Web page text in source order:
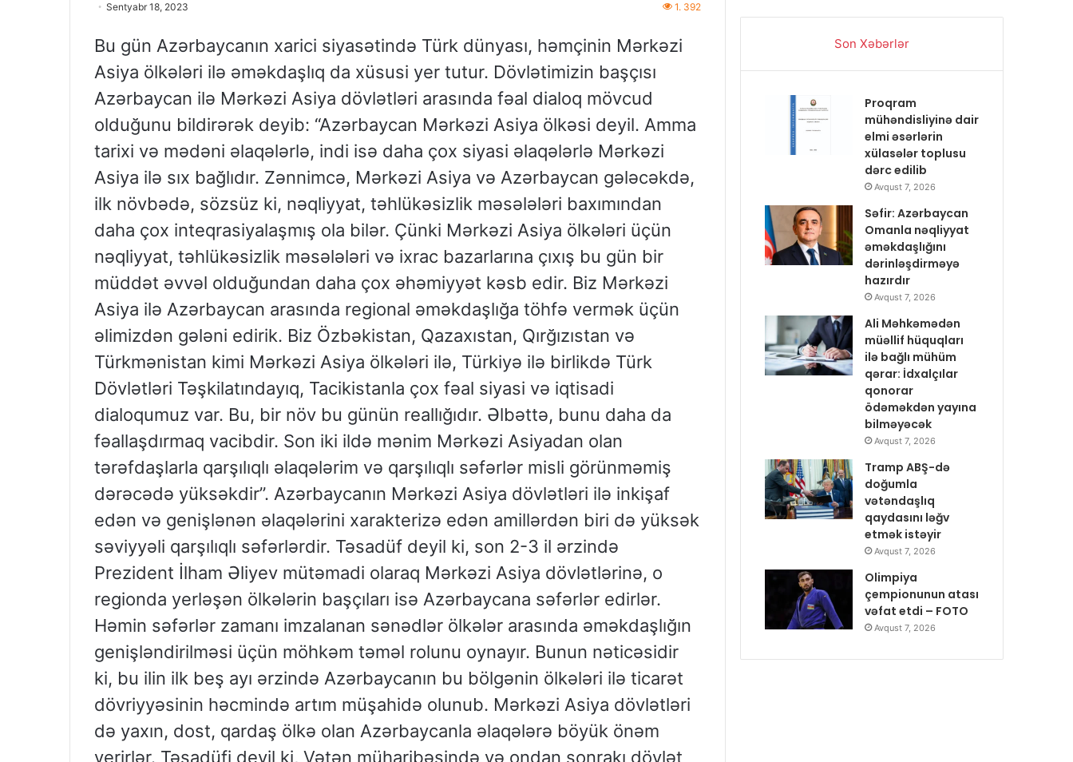
Sentyabr 18, 2023 1. 392
Bu gün Azərbaycanın xarici siyasətində Türk dünyası, həmçinin Mərkəzi
Asiya ölkələri ilə əməkdaşlıq da xüsusi yer tutur. Dövlətimizin başçısı
Azərbaycan ilə Mərkəzi Asiya dövlətləri arasında fəal dialoq mövcud
olduğunu bildirərək deyib: “Azərbaycan Mərkəzi Asiya ölkəsi deyil. Amma
tarixi və mədəni əlaqələrlə, indi isə daha çox siyasi əlaqələrlə Mərkəzi
Asiya ilə sıx bağlıdır. Zənnimcə, Mərkəzi Asiya və Azərbaycan gələcəkdə,
ilk növbədə, sözsüz ki, nəqliyyat, təhlükəsizlik məsələləri baxımından
daha çox inteqrasiyalaşmış ola bilər. Çünki Mərkəzi Asiya ölkələri üçün
nəqliyyat, təhlükəsizlik məsələləri və ixrac bazarlarına çıxış bu gün bir
müddət əvvəl olduğundan daha çox əhəmiyyət kəsb edir. Biz Mərkəzi
Asiya ilə Azərbaycan arasında regional əməkdaşlığa töhfə vermək üçün
əlimizdən gələni edirik. Biz Özbəkistan, Qazaxıstan, Qırğızıstan və
Türkmənistan kimi Mərkəzi Asiya ölkələri ilə, Türkiyə ilə birlikdə Türk
Dövlətləri Təşkilatındayıq, Tacikistanla çox fəal siyasi və iqtisadi
dialoqumuz var. Bu, bir növ bu günün reallığıdır. Əlbəttə, bunu daha da
fəallaşdırmaq vacibdir. Son iki ildə mənim Mərkəzi Asiyadan olan
tərəfdaşlarla qarşılıqlı əlaqələrim və qarşılıqlı səfərlər misli görünməmiş
dərəcədə yüksəkdir”. Azərbaycanın Mərkəzi Asiya dövlətləri ilə inkişaf
edən və genişlənən əlaqələrini xarakterizə edən amillərdən biri də yüksək
səviyyəli qarşılıqlı səfərlərdir. Təsadüf deyil ki, son 2-3 il ərzində
Prezident İlham Əliyev mütəmadi olaraq Mərkəzi Asiya dövlətlərinə, o
regionda yerləşən ölkələrin başçıları isə Azərbaycana səfərlər edirlər.
Həmin səfərlər zamanı imzalanan sənədlər ölkələr arasında əməkdaşlığın
genişləndirilməsi üçün möhkəm təməl rolunu oynayır. Bunun nəticəsidir
ki, bu ilin ilk beş ayı ərzində Azərbaycanın bu bölgənin ölkələri ilə ticarət
dövriyyəsinin həcmində artım müşahidə olunub. Mərkəzi Asiya dövlətləri
də yaxın, dost, qardaş ölkə olan Azərbaycanla əlaqələrə böyük önəm
verirlər. Təsadüfi deyil ki, Vətən müharibəsində və ondan sonrakı dövlət
Son Xəbərlər
Proqram
mühəndisliyinə dair
elmi əsərlərin
xülasələr toplusu
dərc edilib
Avqust 7, 2026
Səfir: Azərbaycan
Omanla nəqliyyat
əməkdaşlığını
dərinləşdirməyə
hazırdır
Avqust 7, 2026
Ali Məhkəmədən
müəllif hüquqları
ilə bağlı mühüm
qərar: İdxalçılar
qonorar
ödəməkdən yayına
bilməyəcək
Avqust 7, 2026
Tramp ABŞ-də
doğumla
vətəndaşlıq
qaydasını ləğv
etmək istəyir
Avqust 7, 2026
Olimpiya
çempionunun atası
vəfat etdi – FOTO
Avqust 7, 2026